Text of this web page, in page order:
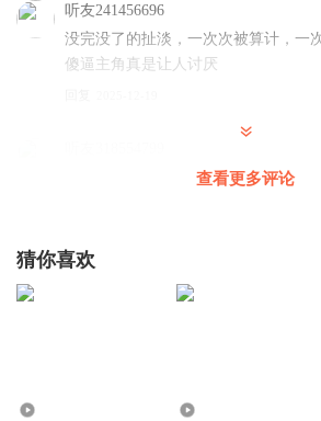
听友241456696
没完没了的扯淡，一次次被算计，一
傻逼主角真是让人讨厌
这后面的就是在扯蛋查看更多评论
猜你喜欢